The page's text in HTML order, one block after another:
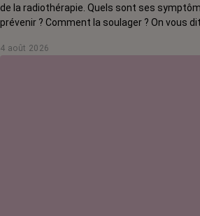
de la radiothérapie. Quels sont ses
prévenir ? Comment la soulager ? On vous
4 août 2026